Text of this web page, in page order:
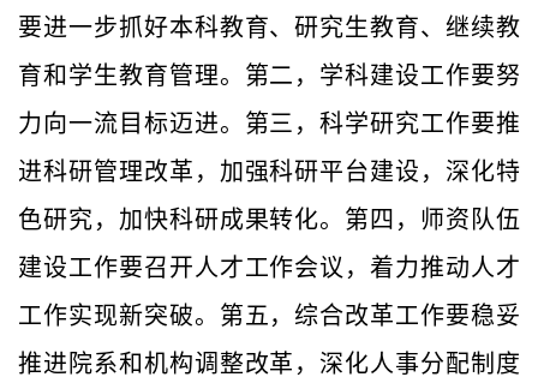
要进一步抓好本科教育、研究生教育、继续教
育和学生教育管理。第二，学科建设工作要努
力向一流目标迈进。第三，科学研究工作要推
进科研管理改革，加强科研平台建设，深化特
色研究，加快科研成果转化。第四，师资队伍
建设工作要召开人才工作会议，着力推动人才
工作实现新突破。第五，综合改革工作要稳妥
推进院系和机构调整改革，深化人事分配制度